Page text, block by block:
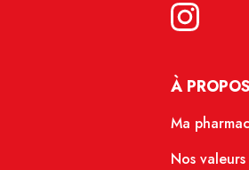
À
Ma
Nos valeurs